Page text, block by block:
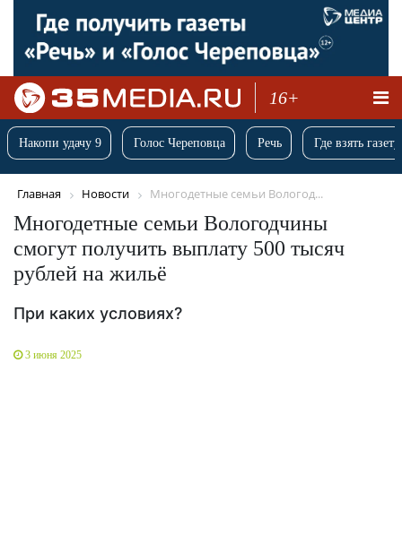
16+
Накопи удачу 9 Голос Череповца Речь Где взять
Главная Новости Многодетные семьи Вологод...
Многодетные семьи Вологодчины
смогут получить выплату 500 тысяч
рублей на жильё
При каких условиях?
3 июня 2025